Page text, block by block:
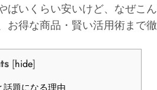
ばいくらい安いけど、なぜ
お得な商品・賢い活用術まで
[hide]